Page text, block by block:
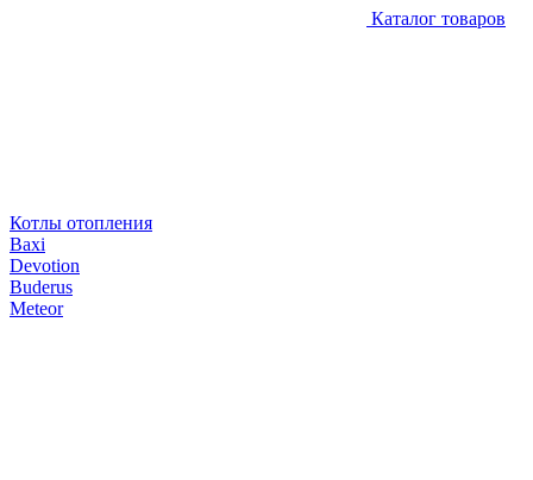
Каталог товаров
Котлы отопления
Baxi
Devotion
Buderus
Meteor